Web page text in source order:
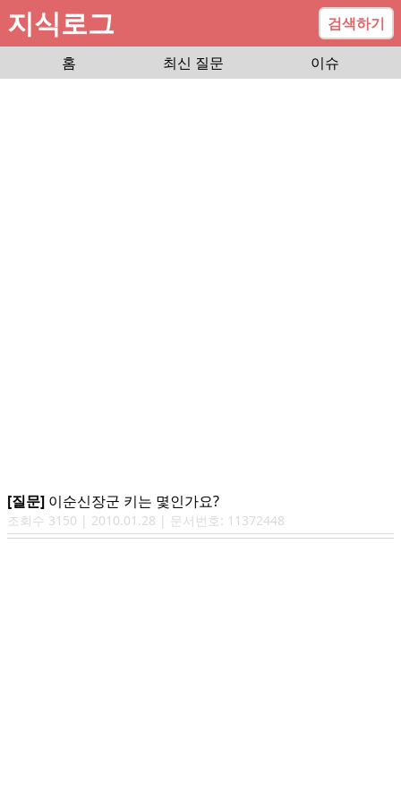
지식로그
검색하기
홈
최신 질문 이슈
[질문] 이순신장군 키는 몇인가요?
조회수 3150 | 2010.01.28 | 문서번호: 11372448